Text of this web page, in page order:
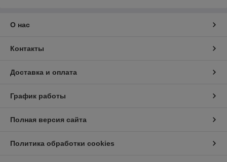
О нас
Контакты
Доставка и оплата
График работы
Полная версия сайта
Политика обработки cookies